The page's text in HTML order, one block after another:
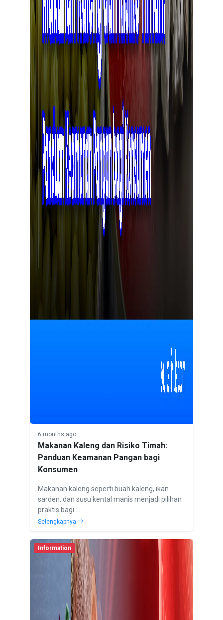
6 months ago
Makanan Kaleng dan Risiko Timah:
Panduan Keamanan Pangan bagi
Konsumen
Makanan kaleng seperti buah kaleng, ikan
sarden, dan susu kental manis menjadi pilihan
praktis bagi ...
Selengkapnya
Information